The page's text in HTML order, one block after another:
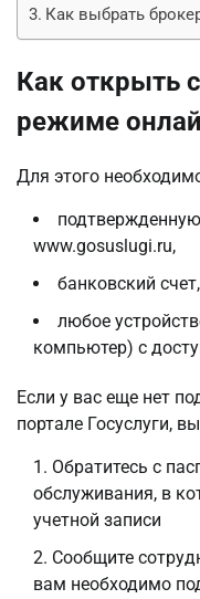
Как выбрать
Как открыть
режиме
Для этого
www.gosuslugi.ru,
банковский счет,
любое
компьютер) с
Если у вас еще нет
портале Госуслуги,
Обратитесь с
обслуживания, в
учетной записи
Сообщите
вам необходимо